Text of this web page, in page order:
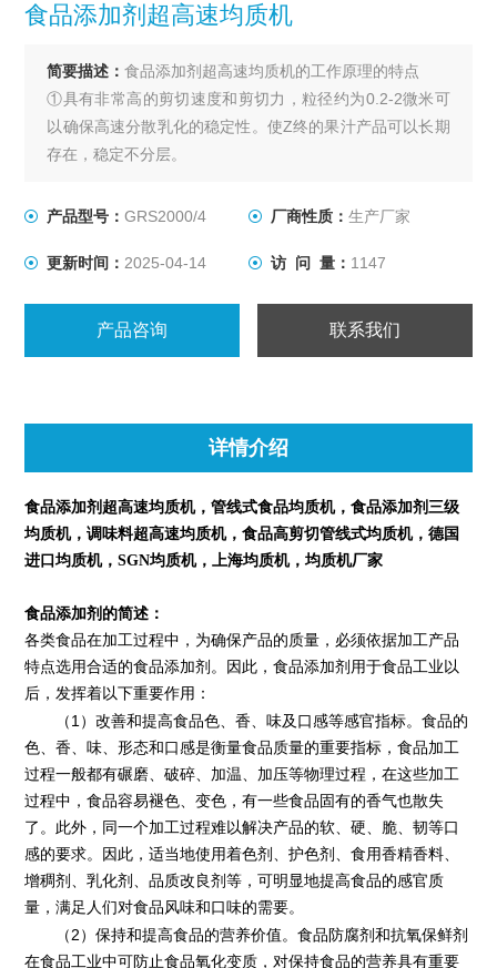
食品添加剂超高速均质机
简要描述：食品添加剂超高速均质机的工作原理的特点
①具有非常高的剪切速度和剪切力，粒径约为0.2-2微米可
以确保高速分散乳化的稳定性。使Z终的果汁产品可以长期
存在，稳定不分层。
括对乳状液、悬浮液和胶体的均质混合。
移速度增加，从而使单一分子和宏观分子媒介的分解加
产品型号：GRS2000/4 厂商性质： 生产厂家
更新时间： 2025-04-14 访 问 量： 1147
产品咨询 联系我们
详情介绍
食品添加剂超高速均质机，管线式食品均质机，食品添加剂三级
均质机，调味料超高速均质机，食品高剪切管线式均质机，德国
进口均质机，SGN均质机，上海均质机，均质机厂家
食品添加剂的简述：
各类食品在加工过程中，为确保产品的质量，必须依据加工产品
特点选用合适的食品添加剂。因此，食品添加剂用于食品工业以
后，发挥着以下重要作用：
（ 1 ）改善和提高食品色、香、味及口感等感官指标。食品的
色、香、味、形态和口感是衡量食品质量的重要指标，食品加工
过程一般都有碾磨、破碎、加温、加压等物理过程，在这些加工
过程中，食品容易褪色、变色，有一些食品固有的香气也散失
了。此外，同一个加工过程难以解决产品的软、硬、脆、韧等口
感的要求。因此，适当地使用着色剂、护色剂、食用香精香料、
增稠剂、乳化剂、品质改良剂等，可明显地提高食品的感官质
量，满足人们对食品风味和口味的需要。
（2 ）保持和提高食品的营养价值。食品防腐剂和抗氧保鲜剂
在食品工业中可防止食品氧化变质，对保持食品的营养具有重要